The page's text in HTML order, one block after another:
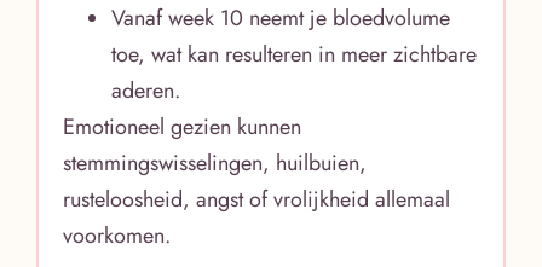
Vanaf week 10 neemt je bloedvolume
toe, wat kan resulteren in meer zichtbare
aderen.
Emotioneel gezien kunnen
stemmingswisselingen, huilbuien,
rusteloosheid, angst of vrolijkheid allemaal
voorkomen.